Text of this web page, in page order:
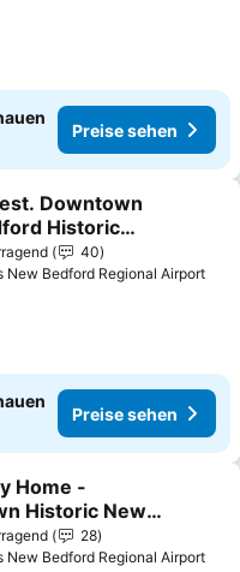
Preise sehen
hinzufügen
Downtown
Historic
Views
40
New Bedford Regional Airport
Preise sehen
hinzufügen
Home -
Historic New
From
28
New Bedford Regional Airport